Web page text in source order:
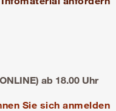
ab 18.00 Uhr
Sie sich anmelden